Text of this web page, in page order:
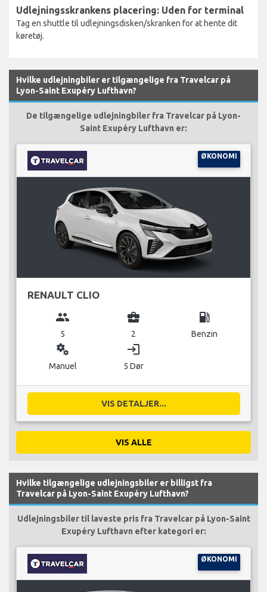
Udlejningsskrankens placering: Uden for terminal
Tag en shuttle til udlejningsdisken/skranken for at hente dit
køretøj.
Hvilke udlejningbiler er tilgængelige fra Travelcar på
Lyon-Saint Exupéry Lufthavn?
De tilgængelige udlejningbiler fra Travelcar på Lyon-
Saint Exupéry Lufthavn er:
ØKONOMI
RENAULT CLIO
group
5
business_center
2
local_gas_station
Benzin
miscellaneous_services
Manuel
login
5 Dør
VIS DETALJER...
VIS ALLE
Hvilke tilgængelige udlejningsbiler er billigst fra
Travelcar på Lyon-Saint Exupéry Lufthavn?
Udlejningsbiler til laveste pris fra Travelcar på Lyon-Saint
Exupéry Lufthavn efter kategori er:
ØKONOMI